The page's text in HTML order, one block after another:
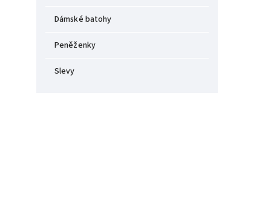
Dámské batohy
Peněženky
Slevy